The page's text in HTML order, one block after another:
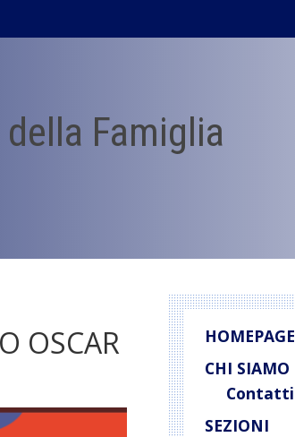
Famiglia
OSCAR
HOMEPAGE
CHI SIAMO
Contatti
SEZIONI